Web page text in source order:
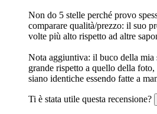
Non do 5 stelle perché provo
comparare qualità/prezzo: il suo
volte più alto rispetto ad altre
Nota aggiuntiva: il buco della mia
grande rispetto a quello della
siano identiche essendo fatte a
Ti è stata utile questa recensione?